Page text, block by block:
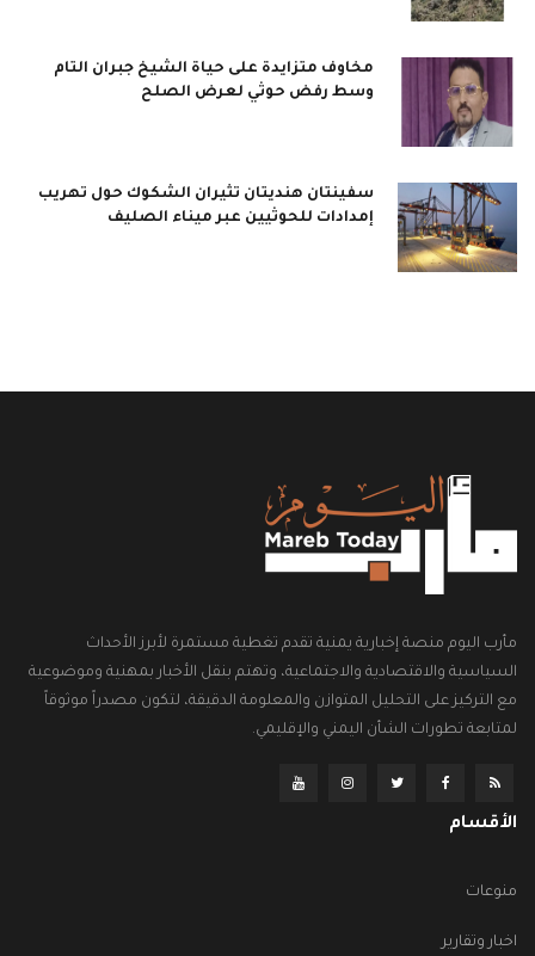
مخاوف متزايدة على حياة الشيخ جبران التام
وسط رفض حوثي لعرض الصلح
سفينتان هنديتان تثيران الشكوك حول تهريب
إمدادات للحوثيين عبر ميناء الصليف
مأرب اليوم منصة إخبارية يمنية تقدم تغطية مستمرة لأبرز الأحداث
السياسية والاقتصادية والاجتماعية، وتهتم بنقل الأخبار بمهنية وموضوعية
مع التركيز على التحليل المتوازن والمعلومة الدقيقة، لتكون مصدراً موثوقاً
لمتابعة تطورات الشأن اليمني والإقليمي.
الأقسام
منوعات
اخبار وتقارير